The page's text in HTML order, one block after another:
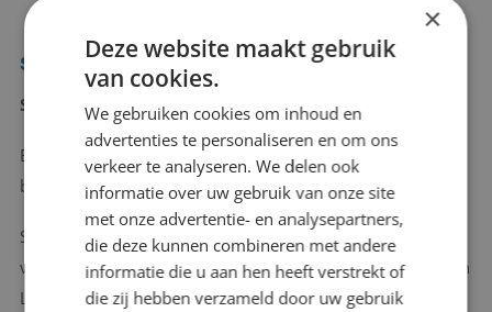
Sollicitatieprocedure
Solliciteren
Ben jij de ondernemende marketeer die samen met ons wil
bouwen aan de verdere groei van Vivencia Travel en Viavay?
Stuur ons jouw CV en motivatie. De eerste selectieprocedure
verloopt via onze HR-afdeling. Richt je sollicitatie daarom aan
Luuk Elties.
×
Deze website maakt gebruik
van cookies.
We gebruiken cookies om inhoud en
advertenties te personaliseren en om ons
verkeer te analyseren. We delen ook
informatie over uw gebruik van onze site
met onze advertentie- en analysepartners,
die deze kunnen combineren met andere
informatie die u aan hen heeft verstrekt of
die zij hebben verzameld door uw gebruik